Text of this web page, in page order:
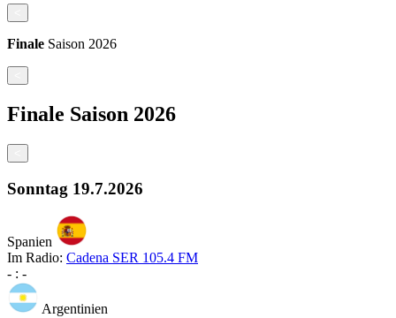
Finale Saison 2026
Finale Saison 2026
Sonntag 19.7.2026
Spanien
Im Radio: Cadena SER 105.4 FM
- : -
Argentinien